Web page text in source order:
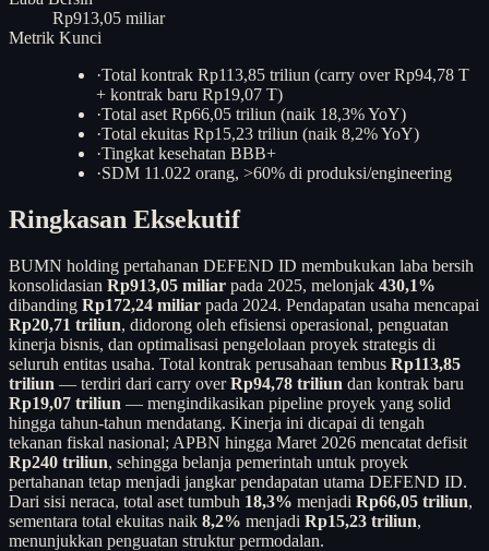
Rp913,05 miliar
Metrik Kunci
·Total kontrak Rp113,85 triliun (carry over Rp94,78 T
+ kontrak baru Rp19,07 T)
·Total aset Rp66,05 triliun (naik 18,3% YoY)
·Total ekuitas Rp15,23 triliun (naik 8,2% YoY)
·Tingkat kesehatan BBB+
·SDM 11.022 orang, >60% di produksi/engineering
Ringkasan Eksekutif
BUMN holding pertahanan DEFEND ID membukukan laba bersih
konsolidasian Rp913,05 miliar pada 2025, melonjak 430,1%
dibanding Rp172,24 miliar pada 2024. Pendapatan usaha mencapai
Rp20,71 triliun, didorong oleh efisiensi operasional, penguatan
kinerja bisnis, dan optimalisasi pengelolaan proyek strategis di
seluruh entitas usaha. Total kontrak perusahaan tembus Rp113,85
triliun — terdiri dari carry overRp94,78 triliun dan kontrak baru
Rp19,07 triliun — mengindikasikan pipeline proyek yang solid
hingga tahun-tahun mendatang. Kinerja ini dicapai di tengah
tekanan fiskal nasional; APBN hingga Maret 2026 mencatat defisit
Rp240 triliun, sehingga belanja pemerintah untuk proyek
pertahanan tetap menjadi jangkar pendapatan utama DEFEND ID.
Dari sisi neraca, total aset tumbuh 18,3% menjadi Rp66,05 triliun,
sementara total ekuitas naik 8,2% menjadi Rp15,23 triliun,
menunjukkan penguatan struktur permodalan.